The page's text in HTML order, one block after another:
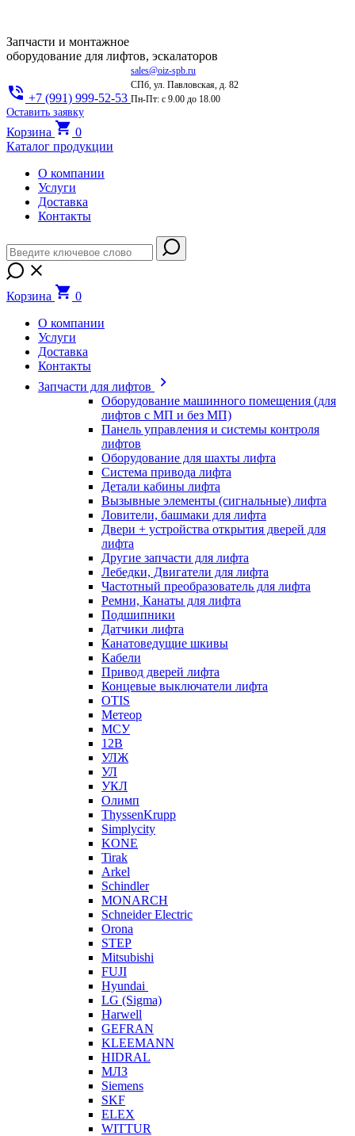
Запчасти и монтажное
оборудование для лифтов, эскалаторов
+7 (991) 999-52-53
sales@oiz-spb.ru
СПб, ул. Павловская, д. 82
Пн-Пт: с 9.00 до 18.00
Оставить заявку
Корзина
0
Каталог продукции
О компании
Услуги
Доставка
Контакты
Корзина
0
О компании
Услуги
Доставка
Контакты
Запчасти для лифтов
Оборудование машинного помещения (для
лифтов с МП и без МП)
Панель управления и системы контроля
лифтов
Оборудование для шахты лифта
Система привода лифта
Детали кабины лифта
Вызывные элементы (сигнальные) лифта
Ловители, башмаки для лифта
Двери + устройства открытия дверей для
лифта
Другие запчасти для лифта
Лебедки, Двигатели для лифта
Частотный преобразователь для лифта
Ремни, Канаты для лифта
Подшипники
Датчики лифта
Канатоведущие шкивы
Кабели
Привод дверей лифта
Концевые выключатели лифта
OTIS
Метеор
МСУ
12В
УЛЖ
УЛ
УКЛ
Олимп
ThyssenKrupp
Simplycity
KONE
Tirak
Arkel
Schindler
MONARCH
Schneider Electric
Orona
STEP
Mitsubishi
FUJI
Hyundai
LG (Sigma)
Harwell
GEFRAN
KLEEMANN
HIDRAL
МЛЗ
Siemens
SKF
ELEX
WITTUR